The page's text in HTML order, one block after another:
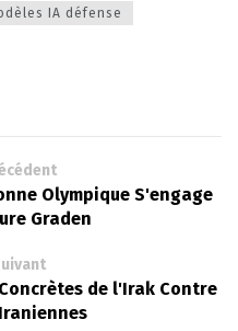
IA défense
Olympique S'engage
Graden
de l'Irak Contre